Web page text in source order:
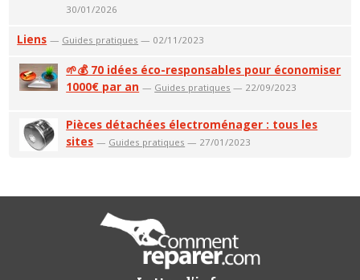
30/01/2026
Liens — Guides pratiques — 02/11/2023
🌱💰 70 idées éco-responsables pour économiser
1000€ par an — Guides pratiques — 22/09/2023
Pièces détachées électroménager : tous les
sites — Guides pratiques — 27/01/2023